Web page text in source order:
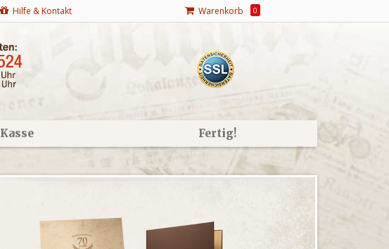
Hilfe & Kontakt Warenkorb 0
Kasse Fertig!